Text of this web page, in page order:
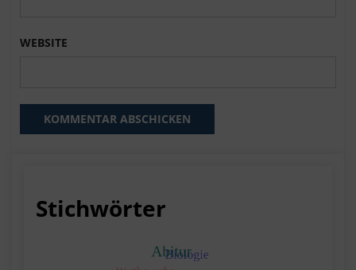
WEBSITE
Stichwörter